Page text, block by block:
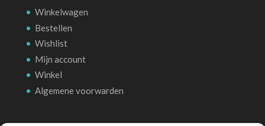
Winkelwagen
Bestellen
Wishlist
Mijn account
Winkel
Algemene voorwarden